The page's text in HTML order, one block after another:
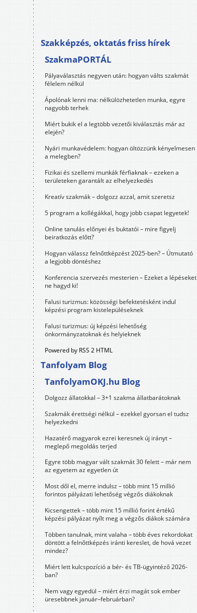
Szakképzés, oktatás friss hírek
SzakmaPORTÁL
Pályaválasztás negyven után: hogyan válts szakmát
félelem nélkül
Ápolónak lenni ma: nélkülözhetetlen munka, egyre
nagyobb terhek
Miért bukik el a legtöbb vezetői kiválasztás már az
elején?
Nyári munkavédelem: hogyan öltözzünk kényelmesen
a melegben?
Fizikai és szellemi munkák férfiaknak – ezeken a
területeken garantált az elhelyezkedés
Kreatív szakmák – dolgozz azzal, amit szeretsz
5 program a kollégákkal, hogy jobb csapat legyetek!
Online tanulás előnyei és buktatói – mire figyelj
beiratkozás előtt?
Hogyan válassz felnőttképzést 2025-ben? – Útmutató
a legjobb döntéshez
Konferencia szervezés mesterien – Ezeket a lépéseket
ne hagyd ki!
Falusi turizmus: közösségi befektetésként indul
képzési program kistelepüléseknek
Falusi turizmus: új képzési lehetőség
önkormányzatoknak és helyieknek
Powered by RSS 2 HTML
Tanfolyam Blog
TanfolyamOKJ.hu Blog
Dolgozz állatokkal – 3+1 szakma állatbarátoknak
Szakmák érettségi nélkül – ezekkel gyorsan el tudsz
helyezkedni
Hazatérő magyarok ezrei keresnek új irányt –
meglepő megoldás terjed
Egyre több magyar vált szakmát 30 felett – már nem
az egyetem az egyetlen út
Most dől el, merre indulsz – több mint 15 millió
forintos pályázati lehetőség végzős diákoknak
Kicsengettek – több mint 15 millió forint értékű
képzési pályázat nyílt meg a végzős diákok számára
Többen tanulnak, mint valaha – több éves rekordokat
döntött a felnőttképzés iránti kereslet, de hová vezet
mindez?
Miért lett kulcspozíció a bér- és TB-ügyintéző 2026-
ban?
Nem vagy egyedül – miért érzi magát sok ember
üresebbnek január–februárban?